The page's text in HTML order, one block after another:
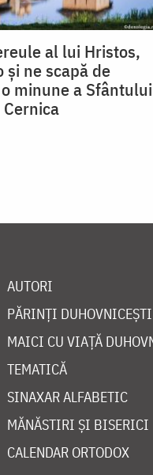
al lui Hristos,
și ne scapă de
minune a Sfântului
AUTORI
PĂRINȚI DUHOVNICEȘTI
MAICI CU VIAȚĂ
TEMATICĂ
SINAXAR ALFABETIC
MĂNĂSTIRI ȘI BISERICI
CALENDAR ORTODOX